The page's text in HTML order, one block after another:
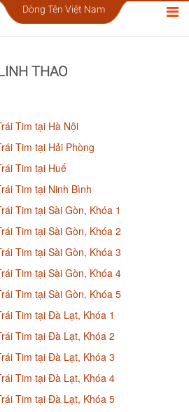
Dòng Tên Việt Nam
THAO
Tim tại Hà Nội
Tim tại Hải Phòng
Tim tại Huế
Tim tại Ninh Bình
Tim tại Sài Gòn, Khóa 1
Tim tại Sài Gòn, Khóa 2
Tim tại Sài Gòn, Khóa 3
Tim tại Sài Gòn, Khóa 4
Tim tại Sài Gòn, Khóa 5
Tim tại Đà Lạt, Khóa 1
Tim tại Đà Lạt, Khóa 2
Tim tại Đà Lạt, Khóa 3
Tim tại Đà Lạt, Khóa 4
Tim tại Đà Lạt, Khóa 5